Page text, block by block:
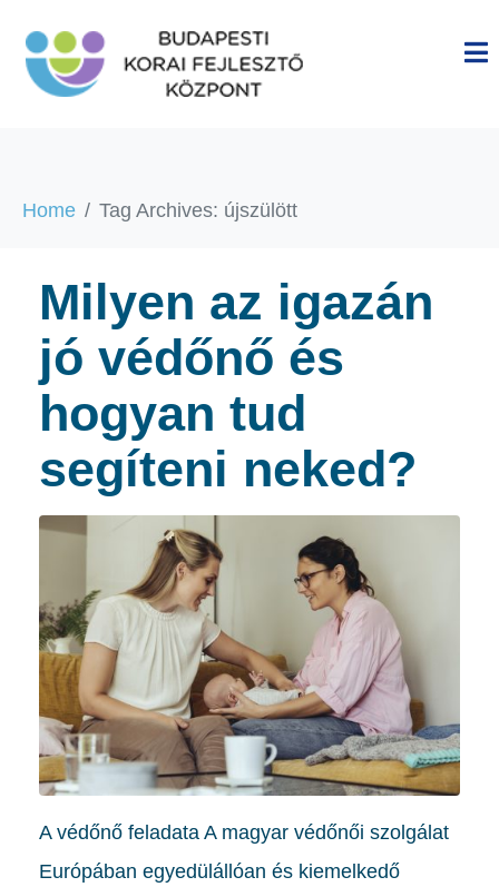
Home Tag Archives: újszülött
Milyen az igazán
jó védőnő és
hogyan tud
segíteni neked?
A védőnő feladata A magyar védőnői szolgálat
Európában egyedülállóan és kiemelkedő